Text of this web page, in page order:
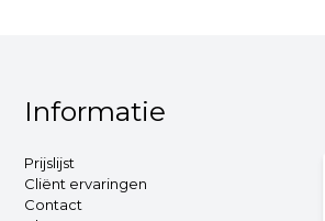
Informatie
Prijslijst
Cliënt ervaringen
Contact